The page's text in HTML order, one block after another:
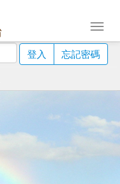
登入
忘記密碼